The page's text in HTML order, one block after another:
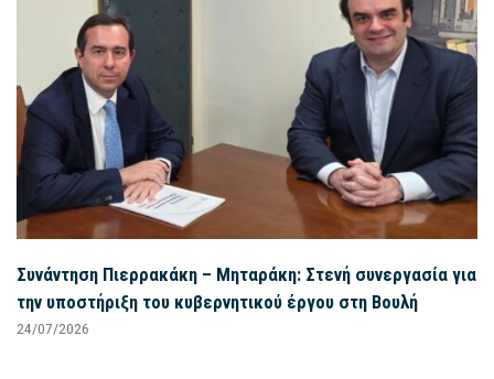
Συνάντηση Πιερρακάκη – Μηταράκη: Στενή συνεργασία για
την υποστήριξη του κυβερνητικού έργου στη Βουλή
24/07/2026